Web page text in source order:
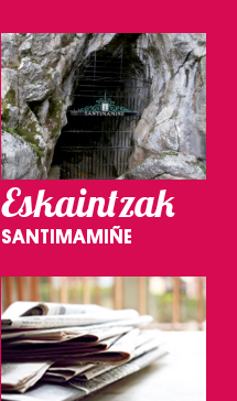
Eskaintzak
SANTIMAMIÑE